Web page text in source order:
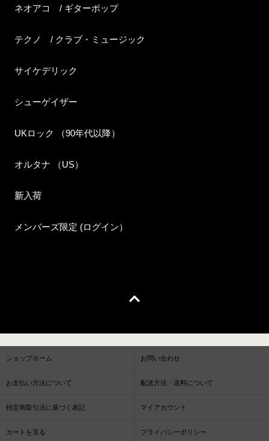
ネオアコ / ギターポップ
テクノ / クラブ・ミュージック
サイケデリック
シューゲイザー
UKロック （90年代以降）
オルタナ （US）
新入荷
メンバーズ限定 (ログイン）
ショップホーム お問い合わせ
お支払い方法について 配送方法・送料について
特定商取引法に基づく表記 マイアカウント
カートを見る プライバシーポリシー